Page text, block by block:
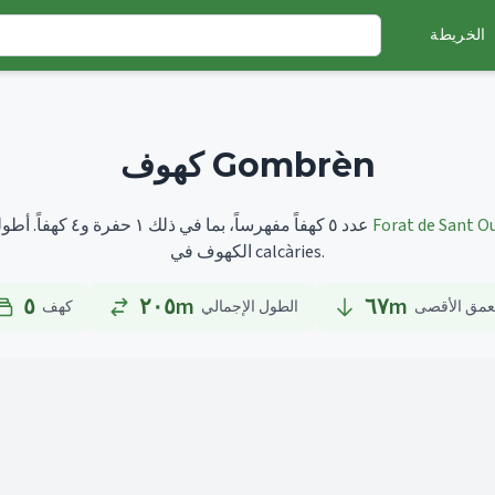
الخريطة
كهوف Gombrèn
تضم Gombrèn عدد ٥ كهفاً مفهرساً، بما في ذلك ١ حفرة و٤ كهفاً. Forat de Sant
الكهوف في calcàries.
٥ كهف ٢٠٥m الطول الإجمالي ٦٧m الأقصى